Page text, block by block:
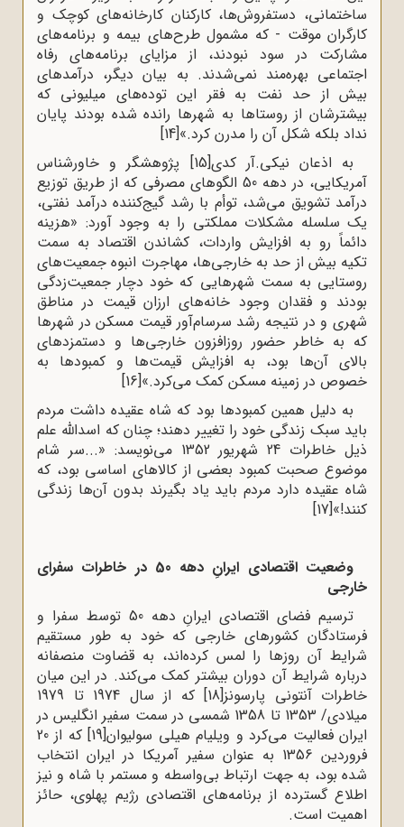
ساختمانی، دستفروش‌ها، کارکنان کارخانه‌های کوچک و
کارگران موقت - که مشمول طرح‌های بیمه و برنامه‌های
مشارکت در سود نبودند، از مزایای برنامه‌های رفاه
اجتماعی بهره‌مند نمی‌شدند. به بیان دیگر، درآمدهای
بیش از حد نفت به فقر این توده‌های میلیونی که
بیشترشان از روستاها به شهرها رانده شده بودند پایان
نداد بلکه شکل آن را مدرن کرد.»[14]
به اذعان نیکی.آر کدی[15]
پژوهشگر و خاورشناس
آمریکایی، در دهه 50 الگوهای مصرفی که از طریق توزیع
درآمد تشویق می‌شد، توأم با رشد گیج‌کننده درآمد نفتی،
یک سلسله مشکلات مملکتی را به وجود آورد: «هزینه
دائماً رو به افزایش واردات، کشاندن اقتصاد به سمت
تکیه بیش از حد به خارجی‌ها، مهاجرت انبوه جمعیت‌های
روستایی به سمت شهرهایی که خود دچار جمعیت‌زدگی
بودند و فقدان وجود خانه‌های ارزان قیمت در مناطق
شهری و در نتیجه رشد سرسام‌آور قیمت مسکن در شهرها
که به خاطر حضور روزافزون خارجی‌ها و دستمزدهای
بالای آن‌ها بود، به افزایش قیمت‌ها و کمبودها به
خصوص در زمینه مسکن کمک می‌کرد.»[16]
به دلیل همین کمبودها بود که شاه عقیده داشت مردم
باید سبک زندگی خود را تغییر دهند؛ چنان که اسدالله علم
ذیل خاطرات 24 شهریور 1352 می‌نویسد: «...سر شام
موضوع صحبت کمبود بعضی از کالاهای اساسی بود، که
شاه عقیده دارد مردم باید یاد بگیرند بدون آن‌ها زندگی
کنند!»[17]
وضعیت اقتصادی ایرانِ دهه 50 در خاطرات سفرای
خارجی
ترسیم فضای اقتصادی ایرانِ دهه 50 توسط سفرا و
فرستادگان کشورهای خارجی که خود به طور مستقیم
شرایط آن روزها را لمس کرده‌اند، به قضاوت منصفانه
درباره شرایط آن دوران بیشتر کمک می‌کند. در این میان
خاطرات آنتونی پارسونز[18]
که از سال 1974 تا 1979
میلادی/ 1353 تا 1358 شمسی در سمت سفیر انگلیس در
ایران فعالیت می‌کرد و ویلیام هیلی سولیوان[19]
که از 20
فروردین 1356 به عنوان سفیر آمریکا در ایران انتخاب
شده بود، به جهت ارتباط بی‌واسطه و مستمر با شاه و نیز
اطلاع گسترده از برنامه‌های اقتصادی رژیم پهلوی، حائز
اهمیت است.